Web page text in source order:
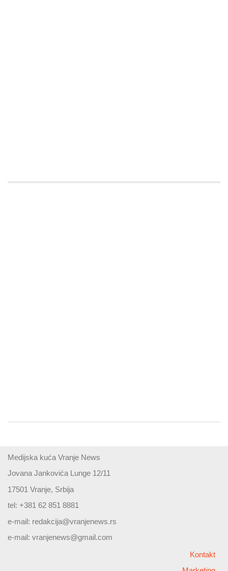
Medijska kuća Vranje News
Jovana Jankovića Lunge 12/11
17501 Vranje, Srbija
tel: +381 62 851 8881
e-mail: redakcija@vranjenews.rs
e-mail: vranjenews@gmail.com
Kontakt